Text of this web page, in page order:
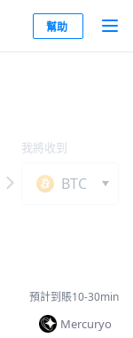
幫助
我將收到
BTC
預計到賬10-30min
Mercuryo